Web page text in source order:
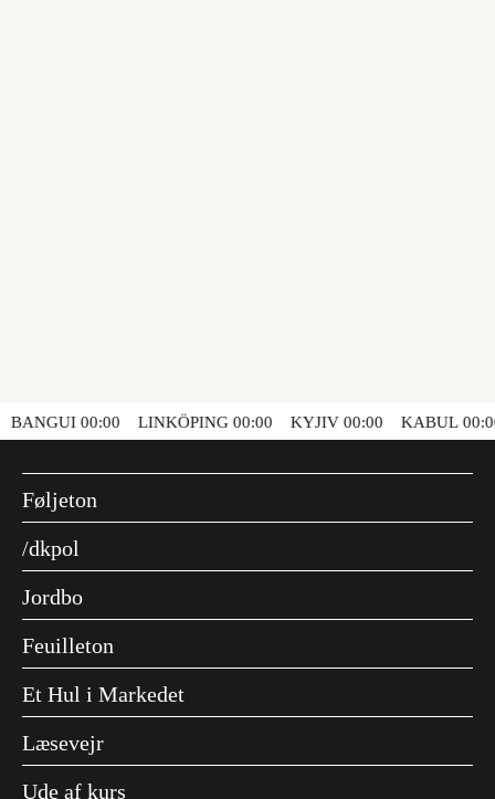
00:00 LINKÖPING 00:00 KYJIV 00:00 KABUL 00:00
Føljeton
/dkpol
Jordbo
Feuilleton
Et Hul i Markedet
Læsevejr
Ude af kurs